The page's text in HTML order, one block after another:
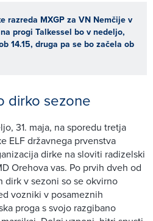
razreda MXGP za VN Nemčije v
progi Talkessel bo v nedeljo,
14.15, druga pa se bo začela ob
dirko sezone
31. maja, na sporedu tretja
ELF državnega prvenstva
dirke na sloviti radizelski
Orehova vas. Po prvih dveh od
dirk v sezoni so se okvirno
vozniki v posameznih
proga s svojo razgibano